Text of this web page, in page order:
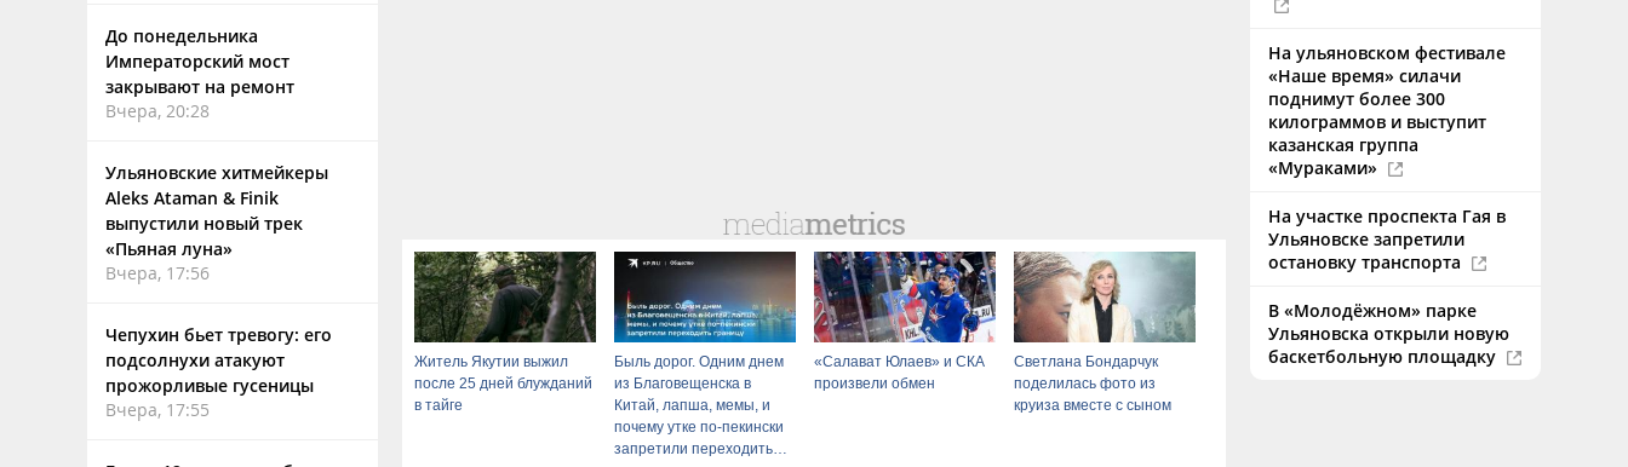
До понедельника
Императорский мост
закрывают на ремонт
Вчера, 20:28
Ульяновские хитмейкеры
Aleks Ataman & Finik
выпустили новый трек
«Пьяная луна»
Вчера, 17:56
Чепухин бьет тревогу: его
подсолнухи атакуют
прожорливые гусеницы
Вчера, 17:55
Житель Якутии выжил
после 25 дней блужданий
в тайге
Быль дорог. Одним днем
из Благовещенска в
Китай, лапша, мемы, и
почему утке по-пекински
запретили переходить
«Салават Юлаев» и СКА
произвели обмен
Светлана Бондарчук
поделилась фото из
круиза вместе с сыном
На ульяновском фестивале
«Наше время» силачи
поднимут более 300
килограммов и выступит
казанская группа
«Мураками»
На участке проспекта Гая в
Ульяновске запретили
остановку транспорта
В «Молодёжном» парке
Ульяновска открыли новую
баскетбольную площадку